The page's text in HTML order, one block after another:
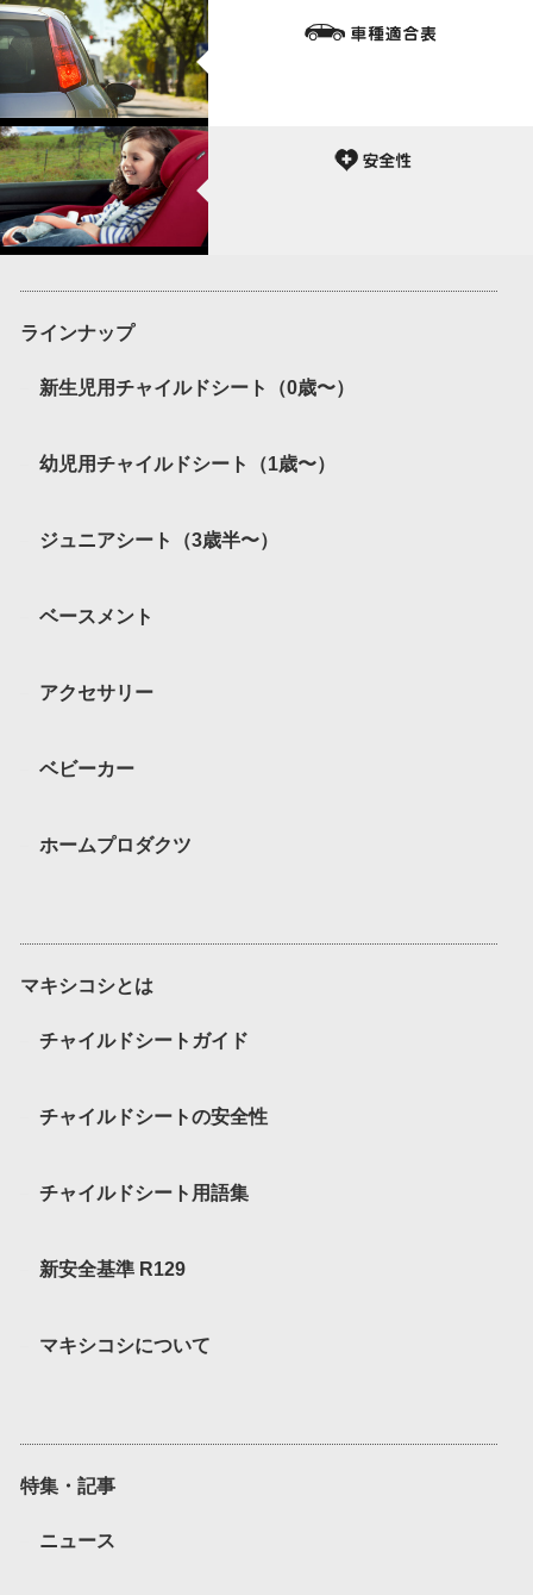
ラインナップ
新生児用チャイルドシート（0歳〜）
幼児用チャイルドシート（1歳〜）
ジュニアシート（3歳半〜）
ベースメント
アクセサリー
ベビーカー
ホームプロダクツ
マキシコシとは
チャイルドシートガイド
チャイルドシートの安全性
チャイルドシート用語集
新安全基準 R129
マキシコシについて
特集・記事
ニュース